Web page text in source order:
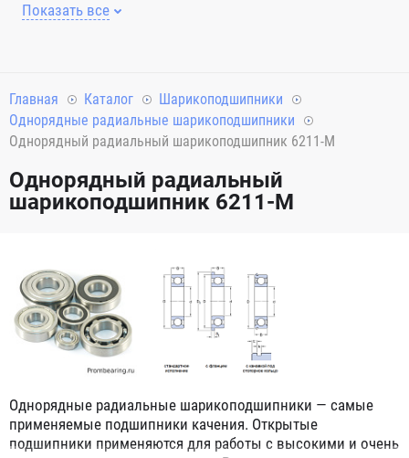
Показать все
Главная Каталог
Шарикоподшипники
Однорядные радиальные шарикоподшипники
Однорядный радиальный шарикоподшипник 6211-M
Однорядный радиальный
шарикоподшипник 6211-M
Однорядные радиальные шарикоподшипники — самые
применяемые подшипники качения. Открытые
подшипники применяются для работы с высокими и очень